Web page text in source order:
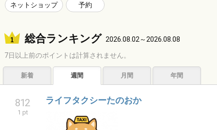
ショッピング グルメ 居酒屋 ビジネス
サービス 子育て 福祉
エンタメ アーティスト クリエイター その他
ネットショップ 予約
総合ランキング 2026.08.02～2026.08.08
7日以上前のポイントは計算されません。
新着 週間 月間 年間
812
1 pt
ライフタクシーたのおか